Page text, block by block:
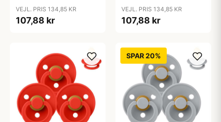
VEJL. PRIS 134,85 KR
107,88 kr
VEJL. PRIS 134,85 KR
107,88 kr
SPAR 20%